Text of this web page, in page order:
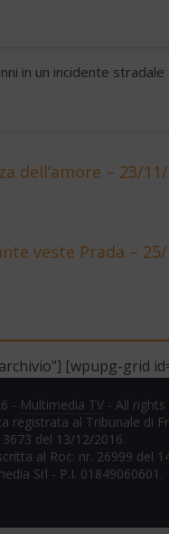
in un incidente stradale
dell’amore – 23/
veste Prada –
[wpupg-grid
- Multimedia TV - All rights
registrata al Tribunale di
3673 del 13/12/2016.
al Roc: nr. 26999 del
Srl - P.I. 01849060601.